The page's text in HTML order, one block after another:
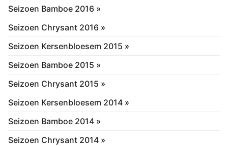
Seizoen Bamboe 2016 »
Seizoen Chrysant 2016 »
Seizoen Kersenbloesem 2015 »
Seizoen Bamboe 2015 »
Seizoen Chrysant 2015 »
Seizoen Kersenbloesem 2014 »
Seizoen Bamboe 2014 »
Seizoen Chrysant 2014 »